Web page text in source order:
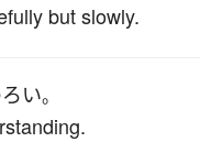
but slowly.
い。